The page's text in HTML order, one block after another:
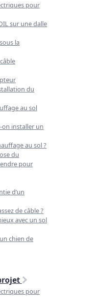
pour
sur une dalle
la
du
au sol
installer un
au sol ?
du
pour
d’un
de câble ?
avec un sol
chien de
pour